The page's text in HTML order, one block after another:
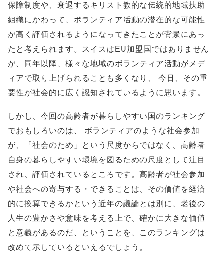
保障制度や、衰退するキリスト教的な伝統的地域扶助
組織にかわって、ボランティア活動の潜在的な可能性
が高く評価されるようになってきたことが背景にあっ
たと考えられます。スイスはEU加盟国ではありません
が、同年以降、様々な地域のボランティア活動がメデ
ィアで取り上げられることも多くなり、 今日、その重
要性が社会的に広く認知されているように思います。
しかし、今回の高齢者が暮らしやすい国のランキング
でおもしろいのは、 ボランティアのような社会参加
が、「社会のため」という尺度からではなく、高齢者
自身の暮らしやすい環境を図るための尺度として注目
され、評価されているところです。高齢者が社会参加
や社会への寄与する・できることは、その価値を経済
的に換算できるかという近年の議論とは別に、老後の
人生の豊かさや意味を考える上で、確かに大きな価値
と意義があるのだ、ということを、このランキングは
改めて示しているといえるでしょう。